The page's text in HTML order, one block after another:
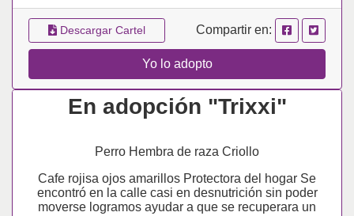
Descargar Cartel Compartir en:
Yo lo adopto
En adopción "Trixxi"
Perro Hembra de raza Criollo
Cafe rojisa ojos amarillos Protectora del hogar Se
encontró en la calle casi en desnutrición sin poder
moverse logramos ayudar a que se recuperara un